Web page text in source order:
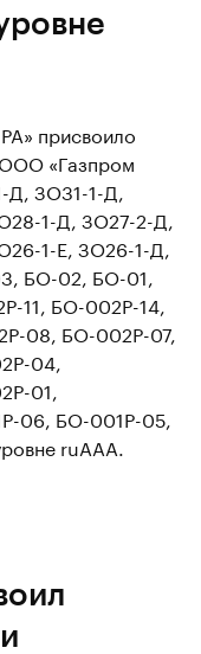
присвоило
«Газпром
Д, ЗО31-1-Д,
1-Д, ЗО27-2-Д,
1-Е, ЗО26-1-Д,
БО-02, БО-01,
11, БО-002Р-14,
08, БО-002Р-07,
04,
01,
06, БО-001Р-05,
ruAAA.